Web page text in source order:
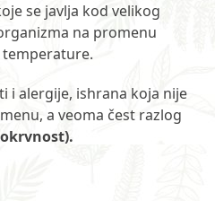
se javlja kod velikog
na promenu
temperature.
i alergije, ishrana koja nije
a veoma čest razlog